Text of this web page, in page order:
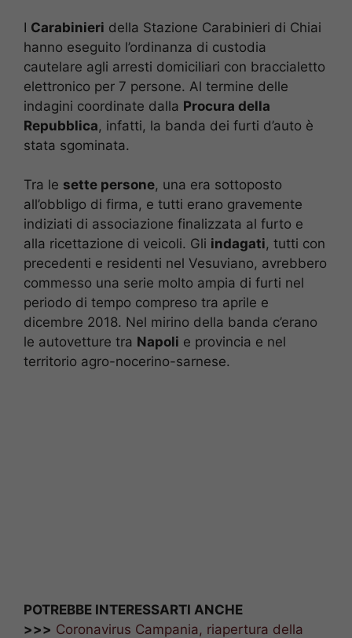
I Carabinieri della Stazione Carabinieri di Chiai
hanno eseguito l’ordinanza di custodia
cautelare agli arresti domiciliari con braccialetto
elettronico per 7 persone. Al termine delle
indagini coordinate dalla Procura della
Repubblica, infatti, la banda dei furti d’auto è
stata sgominata.
Tra le sette persone, una era sottoposto
all’obbligo di firma, e tutti erano gravemente
indiziati di associazione finalizzata al furto e
alla ricettazione di veicoli. Gli indagati, tutti con
precedenti e residenti nel Vesuviano, avrebbero
commesso una serie molto ampia di furti nel
periodo di tempo compreso tra aprile e
dicembre 2018. Nel mirino della banda c’erano
le autovetture tra Napoli e provincia e nel
territorio agro-nocerino-sarnese.
POTREBBE INTERESSARTI ANCHE
>>> Coronavirus Campania, riapertura della